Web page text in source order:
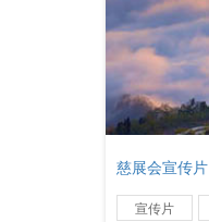
慈展会宣传片
宣传片